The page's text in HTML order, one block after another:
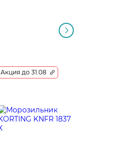
Акция до 31.08